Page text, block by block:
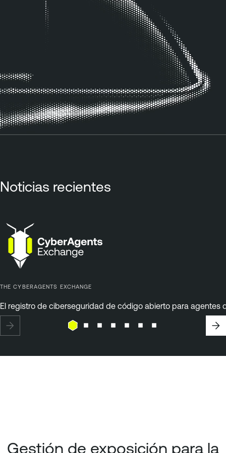
Noticias recientes
THE CYBERAGENTS EXCHANGE
El registro de ciberseguridad de código abierto para agentes
Gestión de exposición para la